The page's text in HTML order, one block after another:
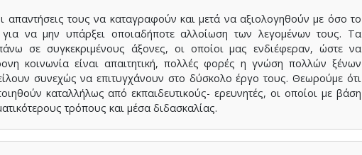
απαντήσεις τους να καταγραφούν και μετά να αξιολογηθούν με όσο το
για να μην υπάρξει οποιαδήποτε αλλοίωση των λεγομένων τους. Τα
σε συγκεκριμένους άξονες, οι οποίοι μας ενδιέφεραν, ώστε να
κοινωνία είναι απαιτητική, πολλές φορές η γνώση πολλών ξένων
συνεχώς να επιτυγχάνουν στο δύσκολο έργο τους. Θεωρούμε ότι
καταλλήλως από εκπαιδευτικούς- ερευνητές, οι οποίοι με βάση
τρόπους και μέσα διδασκαλίας.